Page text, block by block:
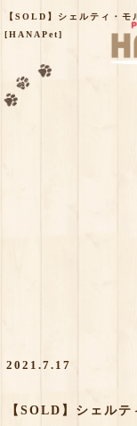
【SOLD】シェルティ・
[HANAPet]
2021.7.17
【SOLD】シェルテ